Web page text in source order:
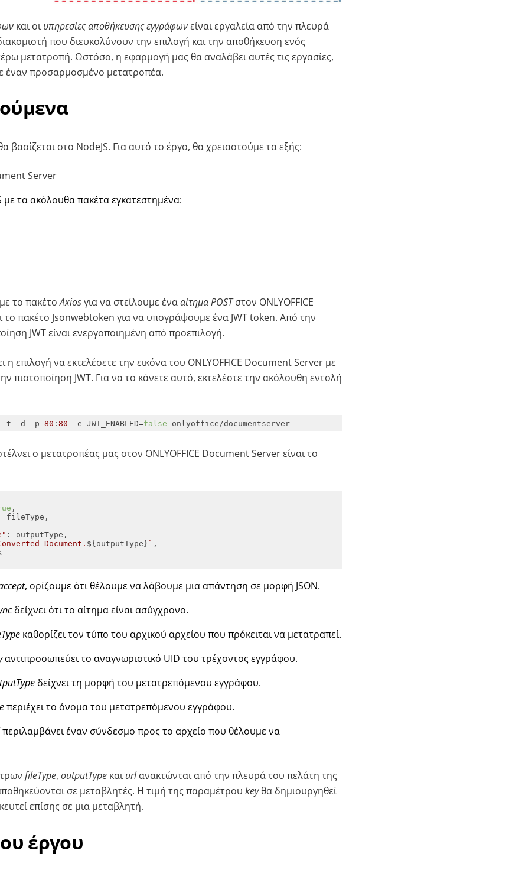
και οιυπηρεσίες αποθήκευσης εγγράφωνείναι εργαλεία από την πλευρά
που διευκολύνουν την επιλογή και την αποθήκευση ενός
μετατροπή. Ωστόσο, η εφαρμογή μας θα αναλάβει αυτές τις εργασίες,
έναν προσαρμοσμένο μετατροπέα.
βασίζεται στο NodeJS. Για αυτό το έργο, θα χρειαστούμε τα εξής:
Server
τα ακόλουθα πακέτα εγκατεστημένα:
το πακέτοAxiosγια να στείλουμε ένααίτημα POSTστον ONLYOFFICE
το πακέτο Jsonwebtoken για να υπογράψουμε ένα JWT token. Από την
JWT είναι ενεργοποιημένη από προεπιλογή.
η επιλογή να εκτελέσετε την εικόνα του ONLYOFFICE Document Server με
πιστοποίηση JWT. Για να το κάνετε αυτό, εκτελέστε την ακόλουθη εντολή
-t -d -p 80 : 80 -e JWT_ENABLED=false onlyoffice/documentserver
ο μετατροπέας μας στον ONLYOFFICE Document Server είναι το
Document. ${outputType} `
, ορίζουμε ότι θέλουμε να λάβουμε μια απάντηση σε μορφή JSON.
δείχνει ότι το αίτημα είναι ασύγχρονο.
καθορίζει τον τύπο του αρχικού αρχείου που πρόκειται να μετατραπεί.
αντιπροσωπεύει το αναγνωριστικό UID του τρέχοντος εγγράφου.
δείχνει τη μορφή του μετατρεπόμενου εγγράφου.
περιέχει το όνομα του μετατρεπόμενου εγγράφου.
περιλαμβάνει έναν σύνδεσμο προς το αρχείο που θέλουμε να
fileType, outputType καιurlανακτώνται από την πλευρά του πελάτη της
σε μεταβλητές. Η τιμή της παραμέτρου keyθα δημιουργηθεί
επίσης σε μια μεταβλητή.
έργου